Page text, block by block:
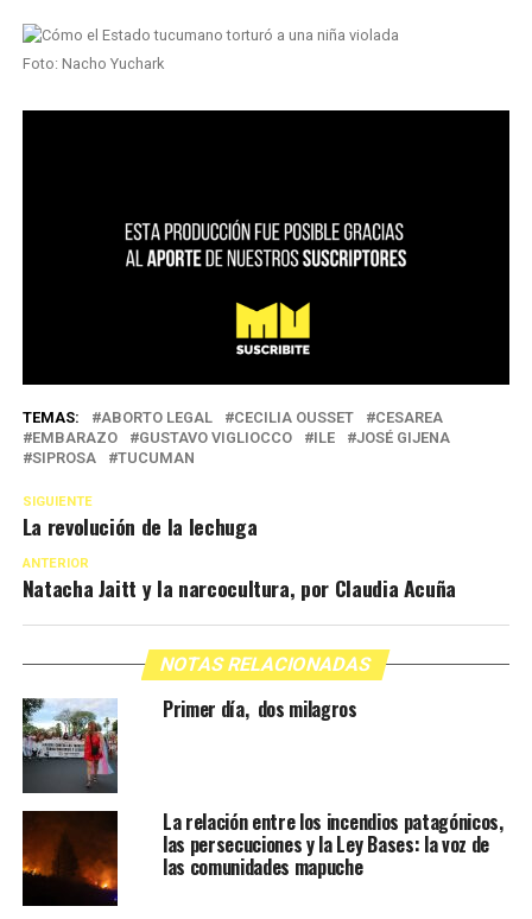
Foto: Nacho Yuchark
TEMAS: ABORTO LEGAL CECILIA OUSSET
CESAREA
EMBARAZO
GUSTAVO VIGLIOCCO ILE
JOSÉ GIJENA
SIPROSA
TUCUMAN
SIGUIENTE
La revolución de la lechuga
ANTERIOR
Natacha Jaitt y la narcocultura, por Claudia Acuña
NOTAS RELACIONADAS
Primer día, dos milagros
La relación entre los incendios patagónicos,
las persecuciones y la Ley Bases: la voz de
las comunidades mapuche